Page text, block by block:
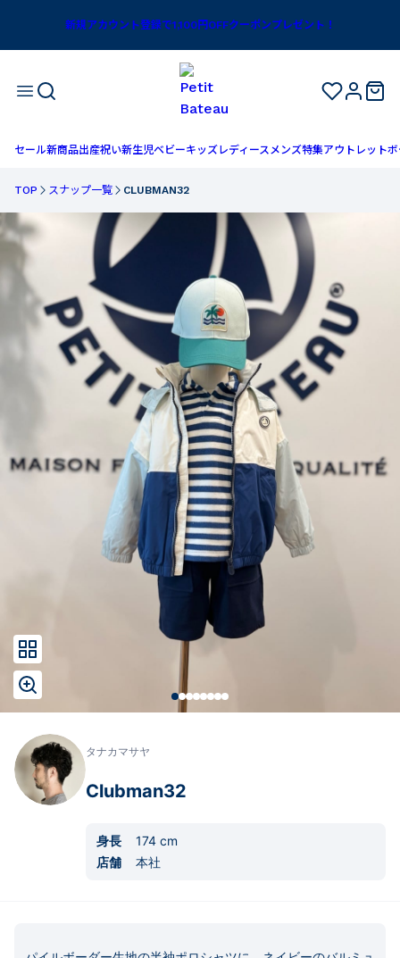
新規アカウント登録で1,100円OFFクーポンプレゼント！
セール新商品出産祝い新生児ベビーキッズ レディースメンズ特集アウトレットボ
TOP スナップ一覧 CLUBMAN32
タナカマサヤ
Clubman32
身長 174 cm
店舗
本社